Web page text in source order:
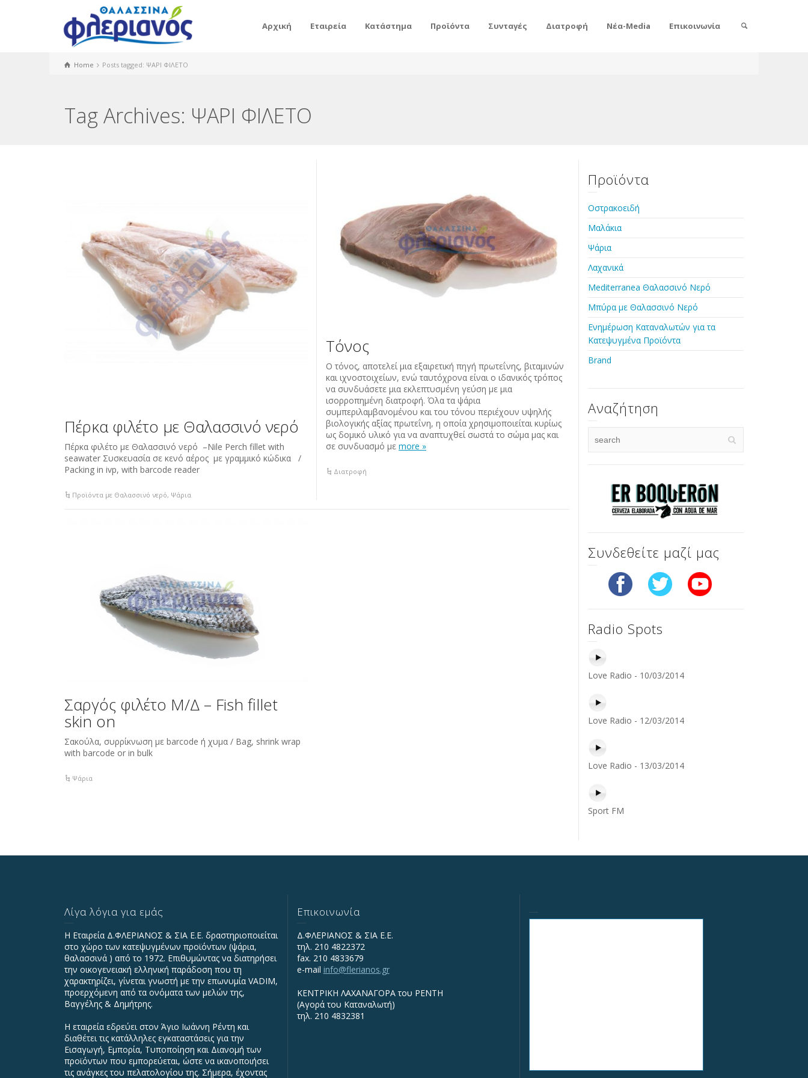
Αρχική Εταιρεία Κατάστημα Προϊόντα Συνταγές Διατροφή Νέα-Media Επικοινωνία
Home Posts tagged: ΨΑΡΙ ΦΙΛΕΤΟ
Tag Archives: ΨΑΡΙ ΦΙΛΕΤΟ
Πέρκα φιλέτο με Θαλασσινό νερό
Πέρκα φιλέτο με Θαλασσινό νερό –Nile Perch fillet with
seawater Συσκευασία σε κενό αέρος με γραμμικό κώδικα /
Packing in ivp, with barcode reader
Προϊόντα με Θαλασσινό νερό, Ψάρια
Τόνος
Ο τόνος, αποτελεί μια εξαιρετική πηγή πρωτεΐνης, βιταμινών
και ιχνοστοιχείων, ενώ ταυτόχρονα είναι ο ιδανικός τρόπος
να συνδυάσετε μια εκλεπτυσμένη γεύση με μια
ισορροπημένη διατροφή. Όλα τα ψάρια
συμπεριλαμβανομένου και του τόνου περιέχουν υψηλής
βιολογικής αξίας πρωτεΐνη, η οποία χρησιμοποιείται κυρίως
ως δομικό υλικό για να αναπτυχθεί σωστά το σώμα μας και
σε συνδυασμό με more »
Διατροφή
Σαργός φιλέτο Μ/Δ – Fish fillet
skin on
Σακούλα, συρρίκνωση με barcode ή χυμα / Bag, shrink wrap
with barcode or in bulk
Ψάρια
Προϊόντα
Οστρακοειδή
Μαλάκια
Ψάρια
Λαχανικά
Mediterranea Θαλασσινό Νερό
Μπύρα με Θαλασσινό Νερό
Ενημέρωση Καταναλωτών για τα
Κατεψυγμένα Προϊόντα
Brand
Αναζήτηση
Συνδεθείτε μαζί μας
Radio Spots
Love Radio - 10/03/2014
Love Radio - 12/03/2014
Love Radio - 13/03/2014
Sport FM
Λίγα λόγια για εμάς
Η Εταιρεία Δ.ΦΛΕΡΙΑΝΟΣ & ΣΙΑ Ε.Ε. δραστηριοποιείται
στο χώρο των κατεψυγμένων προϊόντων (ψάρια,
θαλασσινά ) από το 1972. Επιθυμώντας να διατηρήσει
την οικογενειακή ελληνική παράδοση που τη
χαρακτηρίζει, γίνεται γνωστή με την επωνυμία VADIΜ,
προερχόμενη από τα ονόματα των μελών της,
Βαγγέλης & Δημήτρης.
Η εταιρεία εδρεύει στον Άγιο Ιωάννη Ρέντη και
διαθέτει τις κατάλληλες εγκαταστάσεις για την
Εισαγωγή, Εμπορία, Τυποποίηση και Διανομή των
προϊόντων που εμπορεύεται, ώστε να ικανοποιήσει
τις ανάγκες του πελατολογίου της. Σήμερα, έχοντας
Επικοινωνία
Δ.ΦΛΕΡΙΑΝΟΣ & ΣΙΑ Ε.Ε.
τηλ. 210 4822372
fax. 210 4833679
e-mail info@flerianos.gr
ΚΕΝΤΡΙΚΗ ΛΑΧΑΝΑΓΟΡΑ του ΡΕΝΤΗ
(Αγορά του Καταναλωτή)
τηλ. 210 4832381